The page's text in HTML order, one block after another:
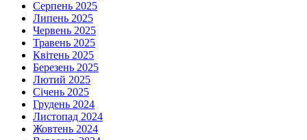
Серпень 2025
Липень 2025
Червень 2025
Травень 2025
Квітень 2025
Березень 2025
Лютий 2025
Січень 2025
Грудень 2024
Листопад 2024
Жовтень 2024